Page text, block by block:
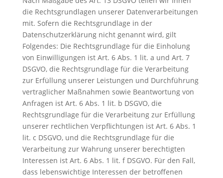
die Rechtsgrundlagen unserer Datenverarbeitungen
mit. Sofern die Rechtsgrundlage in der
Datenschutzerklärung nicht genannt wird, gilt
Folgendes: Die Rechtsgrundlage für die Einholung
von Einwilligungen ist Art. 6 Abs. 1 lit. a und Art. 7
DSGVO, die Rechtsgrundlage für die Verarbeitung
zur Erfüllung unserer Leistungen und Durchführung
vertraglicher Maßnahmen sowie Beantwortung von
Anfragen ist Art. 6 Abs. 1 lit. b DSGVO, die
Rechtsgrundlage für die Verarbeitung zur Erfüllung
unserer rechtlichen Verpflichtungen ist Art. 6 Abs. 1
lit. c DSGVO, und die Rechtsgrundlage für die
Verarbeitung zur Wahrung unserer berechtigten
Interessen ist Art. 6 Abs. 1 lit. f DSGVO. Für den Fall,
dass lebenswichtige Interessen der betroffenen